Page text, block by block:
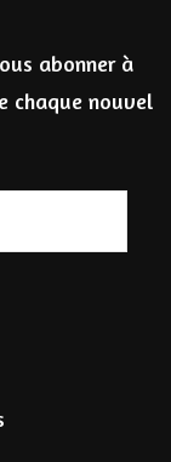
abonner à
chaque nouvel